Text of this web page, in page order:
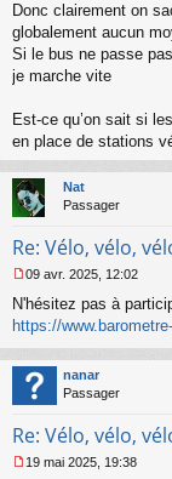
Donc clairement on
globalement aucun
Si le bus ne passe
je marche vite
Est-ce qu’on sait si
en place de stations
Nat
Passager
Re: Vélo, vélo,
e
s
a
g
e
o
l
09 avr. 2025, 12:02
N'hésitez pas à
https://
nanar
Passager
Re: Vélo, vélo,
19 mai 2025, 19:38